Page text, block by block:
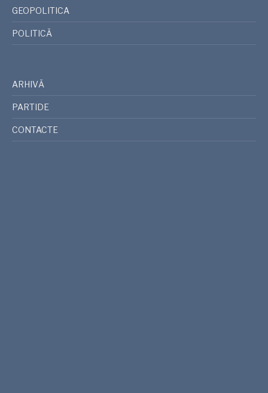
GEOPOLITICA
POLITICĂ
ARHIVĂ
PARTIDE
CONTACTE